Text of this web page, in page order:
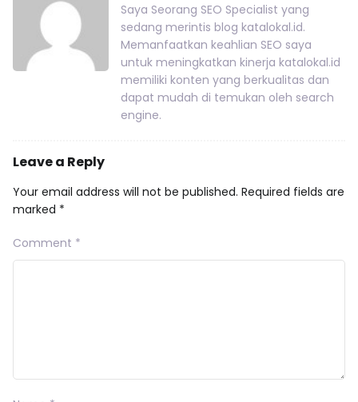
Saya Seorang SEO Specialist yang
sedang merintis blog katalokal.id.
Memanfaatkan keahlian SEO saya
untuk meningkatkan kinerja katalokal.id
memiliki konten yang berkualitas dan
dapat mudah di temukan oleh search
engine.
Leave a Reply
Your email address will not be published. Required fields are
marked *
Comment *